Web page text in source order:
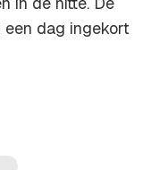
dag ingekort